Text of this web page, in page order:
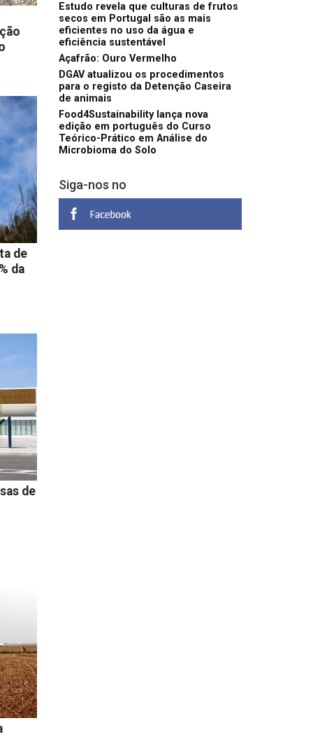
de
da
de
Estudo revela que culturas de frutos
secos em Portugal são as mais
eficientes no uso da água e
eficiência sustentável
Açafrão: Ouro Vermelho
DGAV atualizou os procedimentos
para o registo da Detenção Caseira
de animais
Food4Sustainability lança nova
edição em português do Curso
Teórico-Prático em Análise do
Microbioma do Solo
Siga-nos no